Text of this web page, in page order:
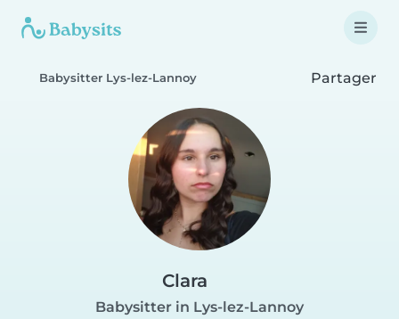
Babysitter Lys-lez-Lannoy Partager
Clara
Babysitter in Lys-lez-Lannoy